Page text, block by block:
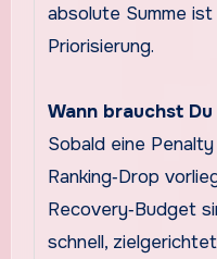
absolute Summe
Priorisierung.
Wann brauchst
Sobald eine
Ranking‑Drop
Recovery‑Budget
schnell,